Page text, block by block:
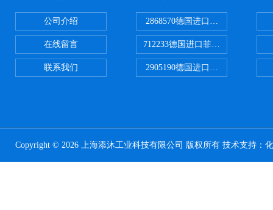
公司介绍
在线留言
联系我们
2868570德国进口菲尼克斯电源
712233德国进口菲尼克斯断路器
2905190德国进口菲尼克斯继电器
Copyright © 2026 上海添沐工业科技有限公司 版权所有 技术支持：